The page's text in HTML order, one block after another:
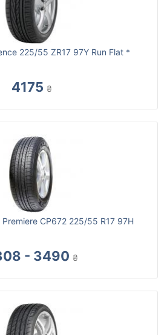
225/55 ZR17 97Y Run Flat *
4175 ₴
Premiere CP672 225/55 R17 97H
- 3490 ₴